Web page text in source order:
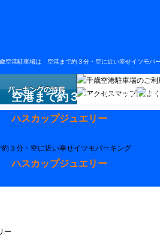
空港駐車場は 空港まで約３分・空に近い幸せイツモパ
空港まで約３分・空に近い
ハスカップジュエリー
ハスカップジュエリー
ー